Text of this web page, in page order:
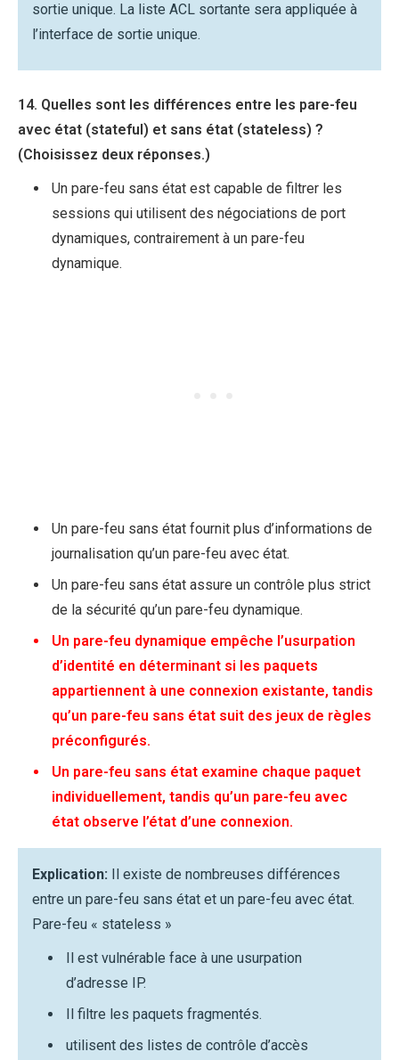
sortie unique. La liste ACL sortante sera appliquée à
l’interface de sortie unique.
14. Quelles sont les différences entre les pare-feu
avec état (stateful) et sans état (stateless) ?
(Choisissez deux réponses.)
Un pare-feu sans état est capable de filtrer les
sessions qui utilisent des négociations de port
dynamiques, contrairement à un pare-feu
dynamique.
Un pare-feu sans état fournit plus d’informations de
journalisation qu’un pare-feu avec état.
Un pare-feu sans état assure un contrôle plus strict
de la sécurité qu’un pare-feu dynamique.
Un pare-feu dynamique empêche l’usurpation
d’identité en déterminant si les paquets
appartiennent à une connexion existante, tandis
qu’un pare-feu sans état suit des jeux de règles
préconfigurés.
Un pare-feu sans état examine chaque paquet
individuellement, tandis qu’un pare-feu avec
état observe l’état d’une connexion.
Explication: Il existe de nombreuses différences
entre un pare-feu sans état et un pare-feu avec état.
Pare-feu « stateless »
Il est vulnérable face à une usurpation
d’adresse IP.
Il filtre les paquets fragmentés.
utilisent des listes de contrôle d’accès